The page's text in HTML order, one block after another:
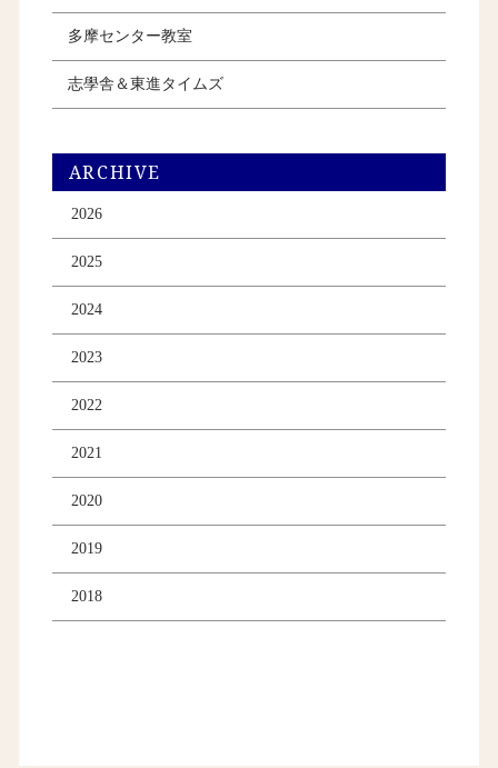
多摩センター教室
志學舎＆東進タイムズ
ARCHIVE
2026
2025
2024
2023
2022
2021
2020
2019
2018